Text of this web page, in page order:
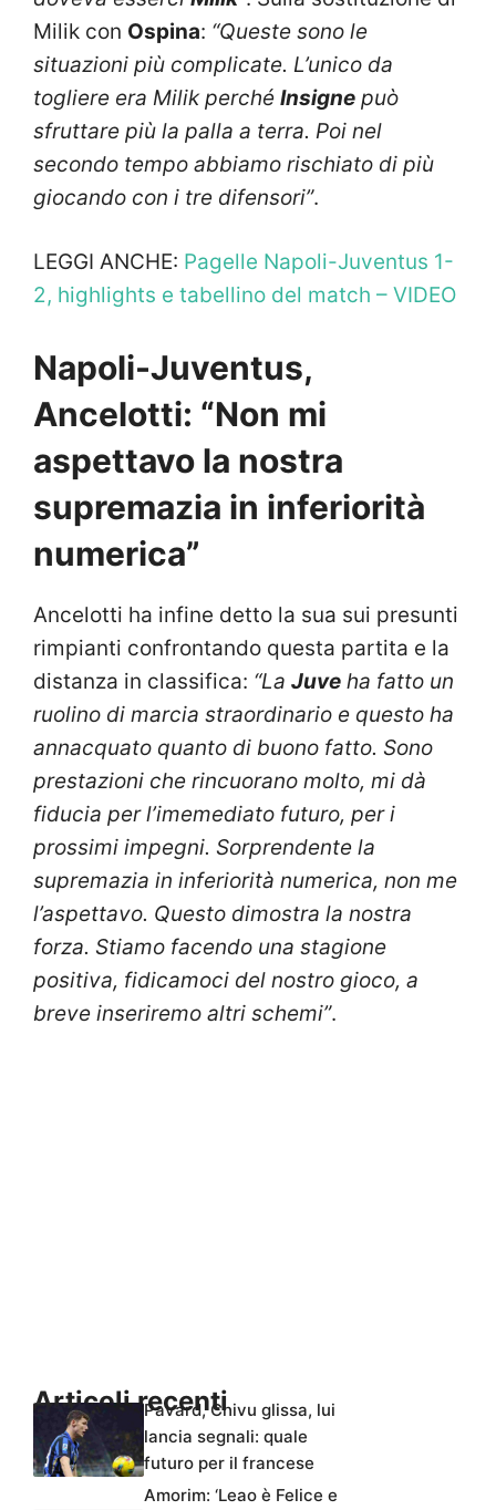
Milik con Ospina: “Queste sono le
situazioni più complicate. L’unico da
togliere era Milik perché Insigne può
sfruttare più la palla a terra. Poi nel
secondo tempo abbiamo rischiato di più
giocando con i tre difensori”.
LEGGI ANCHE: Pagelle Napoli-Juventus 1-
2, highlights e tabellino del match – VIDEO
Napoli-Juventus,
Ancelotti: “Non mi
aspettavo la nostra
supremazia in inferiorità
numerica”
Ancelotti ha infine detto la sua sui presunti
rimpianti confrontando questa partita e la
distanza in classifica: “La Juve ha fatto un
ruolino di marcia straordinario e questo ha
annacquato quanto di buono fatto. Sono
prestazioni che rincuorano molto, mi dà
fiducia per l’imemediato futuro, per i
prossimi impegni. Sorprendente la
supremazia in inferiorità numerica, non me
l’aspettavo. Questo dimostra la nostra
forza. Stiamo facendo una stagione
positiva, fidicamoci del nostro gioco, a
breve inseriremo altri schemi”.
Articoli recentiPavard, Chivu glissa, lui
lancia segnali: quale
futuro per il francese
Amorim: ‘Leao è Felice e